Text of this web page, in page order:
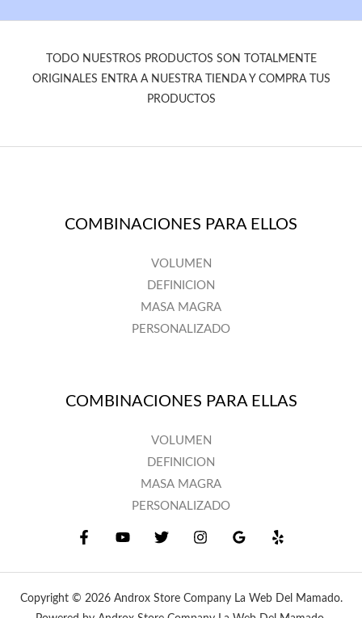
TODO NUESTROS PRODUCTOS SON TOTALMENTE
ORIGINALES ENTRA A NUESTRA TIENDA Y COMPRA TUS
PRODUCTOS
COMBINACIONES PARA ELLOS
VOLUMEN
DEFINICION
MASA MAGRA
PERSONALIZADO
COMBINACIONES PARA ELLAS
VOLUMEN
DEFINICION
MASA MAGRA
PERSONALIZADO
Copyright © 2026 Androx Store Company La Web Del Mamado.